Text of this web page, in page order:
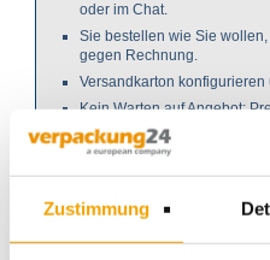
Zustimmung
oder im Chat.
Sie bestellen wie Sie
gegen Rechnung.
Versandkarton
Kein Warten auf Angebot:
Unsere Wellpappe ist immer
Sofortlieferung von
Österreich.
Colompac Versandkarton